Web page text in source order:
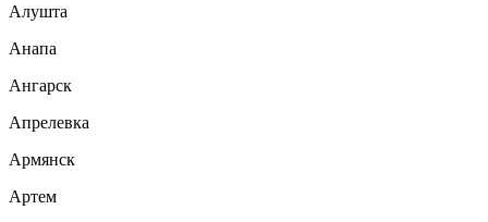
Алушта
Анапа
Ангарск
Апрелевка
Армянск
Артем